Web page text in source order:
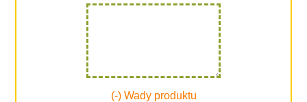
(-) Wady produktu